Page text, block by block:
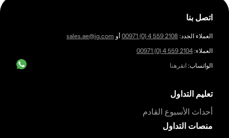
اتصل بنا
العملاء الجدد: 00971 (0) 4 559 2108 أو sales.ae@ig.com
العملاء: 00971 (0) 4 559 2104
الواتساب: انقرهنا
تعليم التداول
أحداث الأسبوع القادم
منصات التداول